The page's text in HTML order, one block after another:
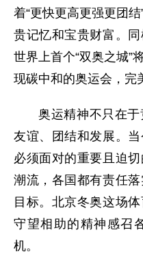
着“更快更高更强更团
贵记忆和宝贵财富。
世界上首个“双奥之城”
现碳中和的奥运会，完
奥运精神不只在于
友谊、团结和发展。
必须面对的重要且迫
潮流，各国都有责任
目标。北京冬奥这场
守望相助的精神感召
机。